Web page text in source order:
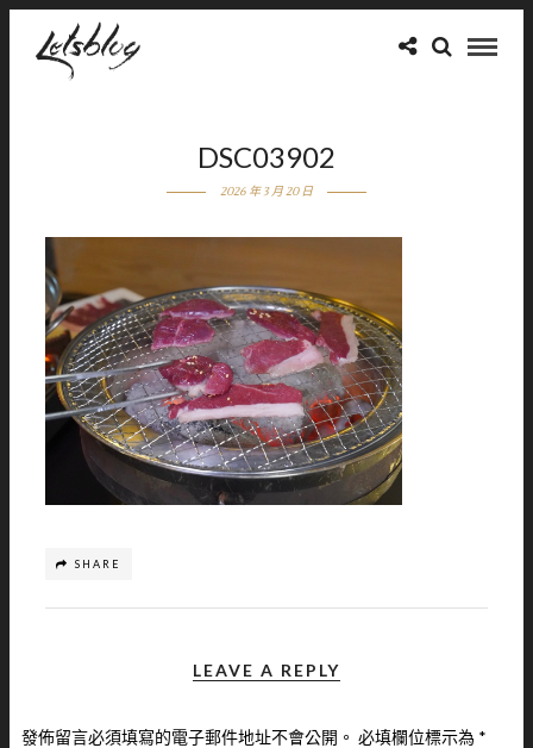
DSC03902
2026 年 3 月 20 日
SHARE
LEAVE A REPLY
發佈留言必須填寫的電子郵件地址不會公開。 必填欄位標示為 *